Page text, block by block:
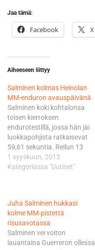
Jaa tämä:
Facebook X
Aiheeseen liittyy
Salminen kolmas Heinolan
MM-enduron avauspäivänä
Salminen koki kohtalonsa
toisen kierroksen
endurotestillä, jossa hän jäi
luokkapohjista ratkaisevat
59,61 sekuntia. Reilun 13
sekunnin marginaali kärkeen
oli kääntynyt hetkessä yli
tuovan ratkaisut tullessaan
ja näin myös kävi Salmisen
harmiksi. - Tuo enskatesti ei
nyt vain jostain syystä
toiminut koko päivänä,
1 syyskuun, 2012
Kategoriassa "Uutiset"
Juha Salminen hukkasi
kolme MM-pistettä
risusavotassa
Salminen vei voiton
lauantaina Guerreron ollessa